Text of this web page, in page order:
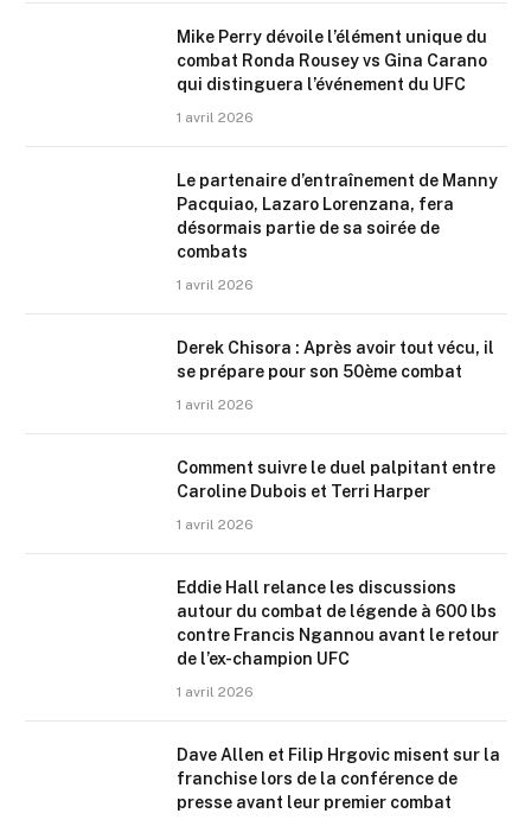
Mike Perry dévoile l’élément unique du
combat Ronda Rousey vs Gina Carano
qui distinguera l’événement du UFC
1 avril 2026
Le partenaire d’entraînement de Manny
Pacquiao, Lazaro Lorenzana, fera
désormais partie de sa soirée de
combats
1 avril 2026
Derek Chisora : Après avoir tout vécu, il
se prépare pour son 50ème combat
1 avril 2026
Comment suivre le duel palpitant entre
Caroline Dubois et Terri Harper
1 avril 2026
Eddie Hall relance les discussions
autour du combat de légende à 600 lbs
contre Francis Ngannou avant le retour
de l’ex-champion UFC
1 avril 2026
Dave Allen et Filip Hrgovic misent sur la
franchise lors de la conférence de
presse avant leur premier combat